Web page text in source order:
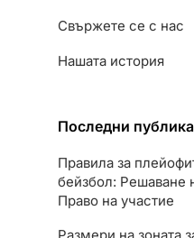
Свържете се с нас
Нашата история
Последни
Правила за
бейзбол: Решаване
Право на участие